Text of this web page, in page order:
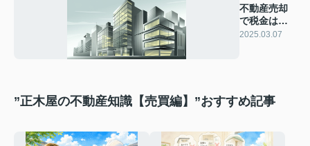
不動産売却
で税金はど
う変わる？
2025.03.07
”正木屋の不動産知識【売買編】”おすすめ記事